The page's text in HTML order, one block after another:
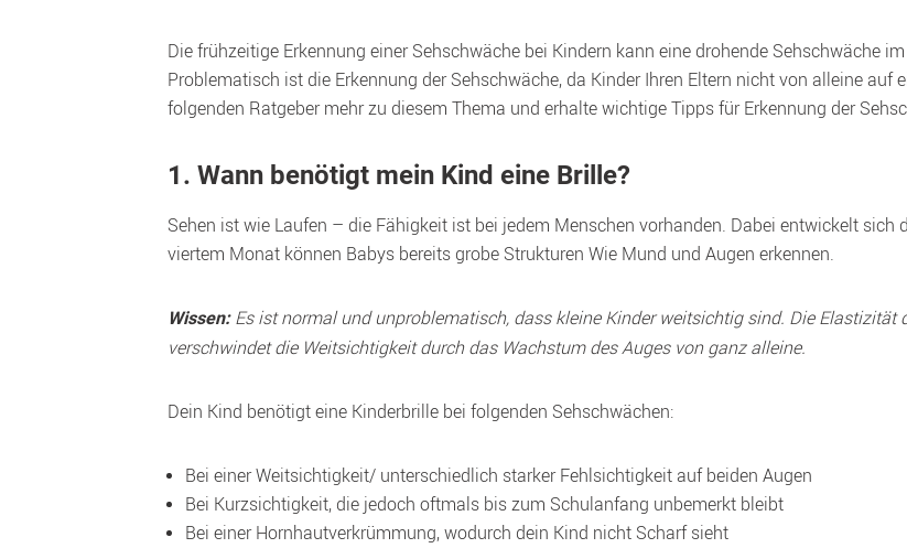
Die frühzeitige Erkennung einer Sehschwäche bei Kindern kann eine drohende Sehschwäche
Problematisch ist die Erkennung der Sehschwäche, da Kinder Ihren Eltern nicht von alleine
1. Wann benötigt mein Kind eine Brille?
Sehen ist wie Laufen – die Fähigkeit ist bei jedem Menschen vorhanden. Dabei entwickelt sich
Wissen: Es ist normal und unproblematisch, dass kleine Kinder weitsichtig sind. Die Elastizität
verschwindet die Weitsichtigkeit durch das Wachstum des Auges von ganz alleine.
Dein Kind benötigt eine Kinderbrille bei folgenden Sehschwächen:
Bei einer Weitsichtigkeit/ unterschiedlich starker Fehlsichtigkeit auf beiden Augen
Bei Kurzsichtigkeit, die jedoch oftmals bis zum Schulanfang unbemerkt bleibt
Bei einer Hornhautverkrümmung, wodurch dein Kind nicht Scharf sieht